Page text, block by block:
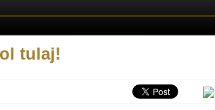
tulaj!